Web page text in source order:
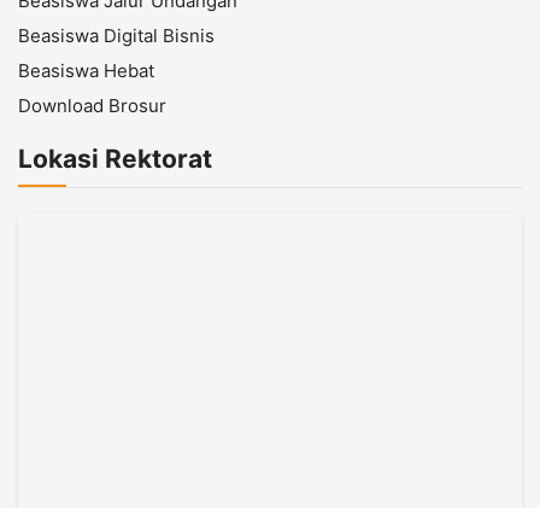
Beasiswa Digital Bisnis
Beasiswa Hebat
Download Brosur
Lokasi Rektorat